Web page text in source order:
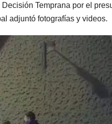
Temprana por el
adjuntó fotografías y videos.